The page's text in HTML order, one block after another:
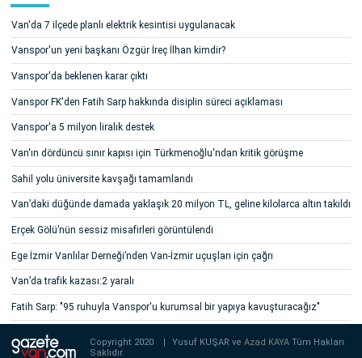
Van'da 7 ilçede planlı elektrik kesintisi uygulanacak
Vanspor'un yeni başkanı Özgür İreç İlhan kimdir?
Vanspor'da beklenen karar çıktı
Vanspor FK'den Fatih Sarp hakkında disiplin süreci açıklaması
Vanspor'a 5 milyon liralık destek
Van'ın dördüncü sınır kapısı için Türkmenoğlu'ndan kritik görüşme
Sahil yolu üniversite kavşağı tamamlandı
Van’daki düğünde damada yaklaşık 20 milyon TL, geline kilolarca altın takıldı
Erçek Gölü’nün sessiz misafirleri görüntülendi
Ege İzmir Vanlılar Derneği’nden Van-İzmir uçuşları için çağrı
Van’da trafik kazası:2 yaralı
Fatih Sarp: "95 ruhuyla Vanspor'u kurumsal bir yapıya kavuşturacağız"
Copyright 2020 | Yusuf KUŞAR veAzad KAYATüm Hakları
Saklıdır.